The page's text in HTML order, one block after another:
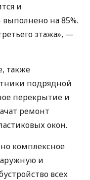
и
выполнено на 85%.
этажа», —
также
подрядной
перекрытие и
ремонт
окон.
комплексное
и
всех